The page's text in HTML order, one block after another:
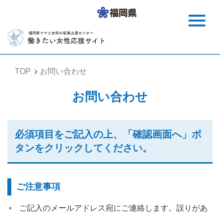
TOP お問い合わせ
お問い合わせ
必須項目をご記入の上、「確認画面へ」ボ
タンをクリックしてください。
ご注意事項
ご記入のメールアドレス宛にご連絡します。誤りがあ